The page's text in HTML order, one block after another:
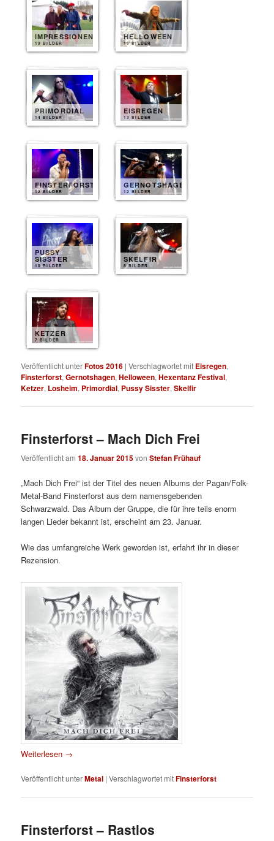
IMPRESSIONEN
19 BILDER
HELLOWEEN
15 BILDER
PRIMORDIAL
14 BILDER
EISREGEN
13 BILDER
FINSTERFORST
12 BILDER
GERNOTSHAGEN
12 BILDER
PUSSY
SISSTER
10 BILDER
SKELFIR
8 BILDER
KETZER
7 BILDER
Veröffentlicht unterFotos 2016 |Verschlagwortet mit Eisregen,
Finsterforst,Gernotshagen,Helloween,Hexentanz Festival,
Ketzer, Losheim, Primordial, Pussy Sisster,Skelfir
Finsterforst – Mach Dich Frei
Veröffentlicht am18. Januar 2015vonStefan Frühauf
„Mach Dich Frei“ ist der Titel des neuen Albums der Pagan/Folk-
Metal-Band Finsterforst aus dem namensgebenden
Schwarzwald. Das Album der Gruppe, die für ihre teils enorm
langen Lieder bekannt ist, erscheint am 23. Januar.
Wie das umfangreiche Werk geworden ist, erfahrt ihr in dieser
Rezension.
Weiterlesen →
Veröffentlicht unterMetal |Verschlagwortet mitFinsterforst
Finsterforst – Rastlos